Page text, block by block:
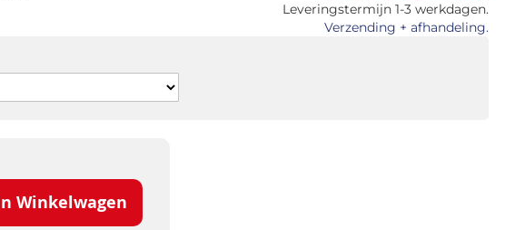
Leveringstermijn 1-3 werkdagen.
Verzending + afhandeling.
Winkelwagen